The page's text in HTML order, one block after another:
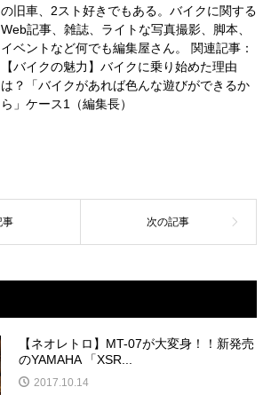
の旧車、2スト好きでもある。バイクに関する
Web記事、雑誌、ライトな写真撮影、脚本、
イベントなど何でも編集屋さん。 関連記事：
【バイクの魅力】バイクに乗り始めた理由
は？「バイクがあれば色んな遊びができるか
ら」ケース1（編集長）
【ネオレトロ】MT-07が大変身！！新発売
のYAMAHA 「XSR...
2017.10.14